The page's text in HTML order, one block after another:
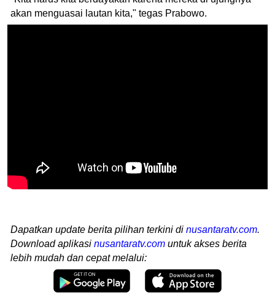
akan menguasai lautan kita," tegas Prabowo.
Dapatkan update berita pilihan terkini di nusantaratv.com.
Download aplikasi nusantaratv.com untuk akses berita
lebih mudah dan cepat melalui: